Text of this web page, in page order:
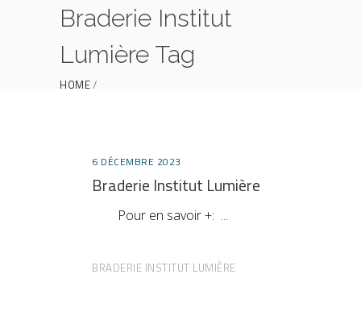
Braderie Institut
Lumière Tag
HOME
6 DÉCEMBRE 2023
Braderie Institut Lumière
Pour en savoir +:
BRADERIE INSTITUT LUMIÈRE